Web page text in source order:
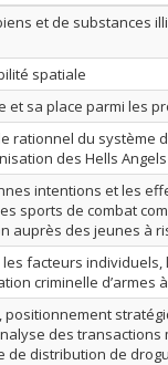
et de substances
spatiale
et sa place parmi les
rationnel du système
des Hells Angels
intentions et les
sports de combat
auprès des jeunes à
facteurs individuels,
criminelle d’armes
positionnement
des transactions
de distribution de